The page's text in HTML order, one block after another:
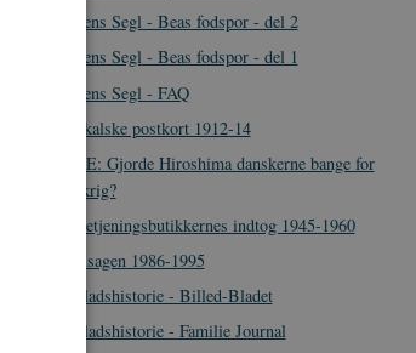
Magtens Segl - Beas fodspor - del 2
Magtens Segl - Beas fodspor - del 1
Magtens Segl - FAQ
Musikalske postkort 1912-14
MYTE: Gjorde Hiroshima danskerne bange for
atomkrig?
Selvbetjeningsbutikkernes indtog 1945-1960
Tamilsagen 1986-1995
Ugebladshistorie - Billed-Bladet
Ugebladshistorie - Familie Journal